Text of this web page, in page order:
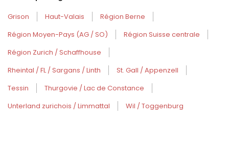
Grison Haut-Valais
Région Berne
Région Moyen-Pays (AG / SO)
Région Suisse centrale
Région Zurich / Schaffhouse
Rheintal / FL / Sargans / Linth
St. Gall / Appenzell
Tessin
Thurgovie / Lac de Constance
Unterland zurichois / Limmattal
Wil / Toggenburg